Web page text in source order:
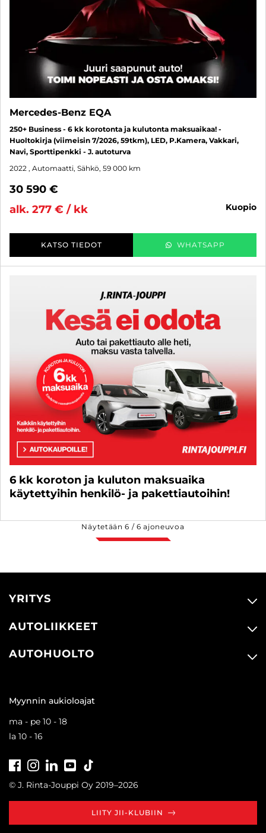
Mercedes-Benz EQA
250+ Business - 6 kk korotonta ja kulutonta maksuaikaa! -
Huoltokirja (viimeisin 7/2026, 59tkm), LED, P.Kamera, Vakkari,
Navi, Sporttipenkki - J. autoturva
2022 , Automaatti, Sähkö, 59 000 km
30 590 €
alk. 277 € / kk
kuopio
KATSO TIEDOT WHATSAPP
6 kk koroton ja kuluton maksuaika
käytettyihin henkilö- ja pakettiautoihin!
Näytetään6 /6 ajoneuvoa
YRITYS
AUTOLIIKKEET
AUTOHUOLTO
Myynnin aukioloajat
ma - pe 10 - 18
la 10 - 16
FacebookInstagramLinkedInYoutube
© J. Rinta-Jouppi Oy 2019–2026
LIITY JII-KLUBIIN